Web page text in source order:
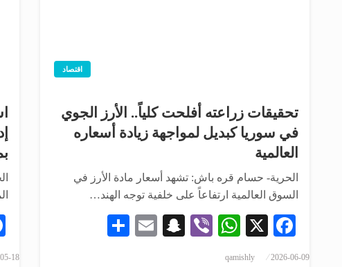
اقتصاد
تحقيقات زراعته أفلحت كلياً.. الأرز الجوي
في سوريا كبديل لمواجهة زيادة أسعاره
العالمية
الحرية- حسام قره باش: تشهد أسعار مادة الأرز في
السوق العالمية ارتفاعاً على خلفية توجه الهند…
Facebook
X
WhatsApp
Viber
Snapchat
Email
2026-06-09
qamishly
18